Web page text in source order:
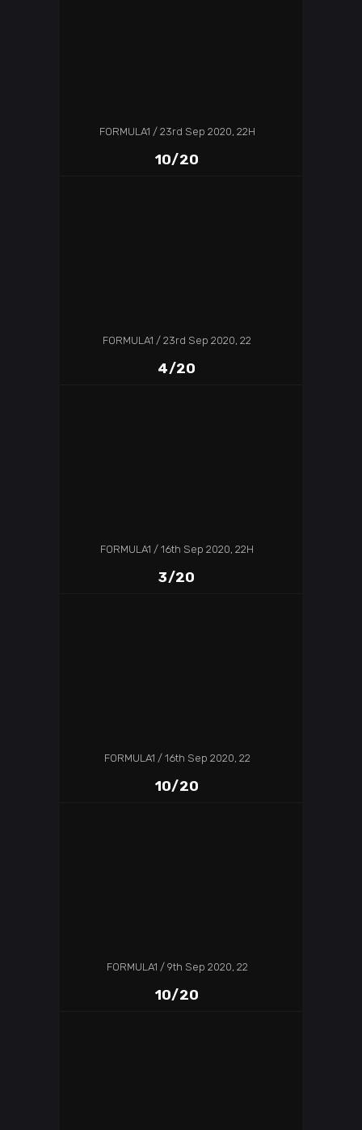
FORMULA1 23rd Sep 2020, 22H
10/20
FORMULA1 23rd Sep 2020, 22
4/20
FORMULA1 16th Sep 2020, 22H
3/20
FORMULA1 16th Sep 2020, 22
10/20
FORMULA1 9th Sep 2020, 22
10/20